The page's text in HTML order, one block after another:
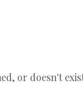
or doesn't